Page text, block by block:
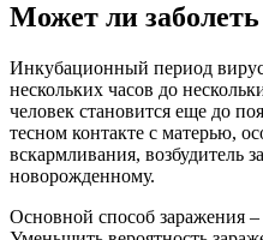
Может ли
Инкубационный период
нескольких часов до
человек становится еще до
тесном контакте с матерью,
вскармливания, возбудитель
новорожденному.
Основной способ заражения